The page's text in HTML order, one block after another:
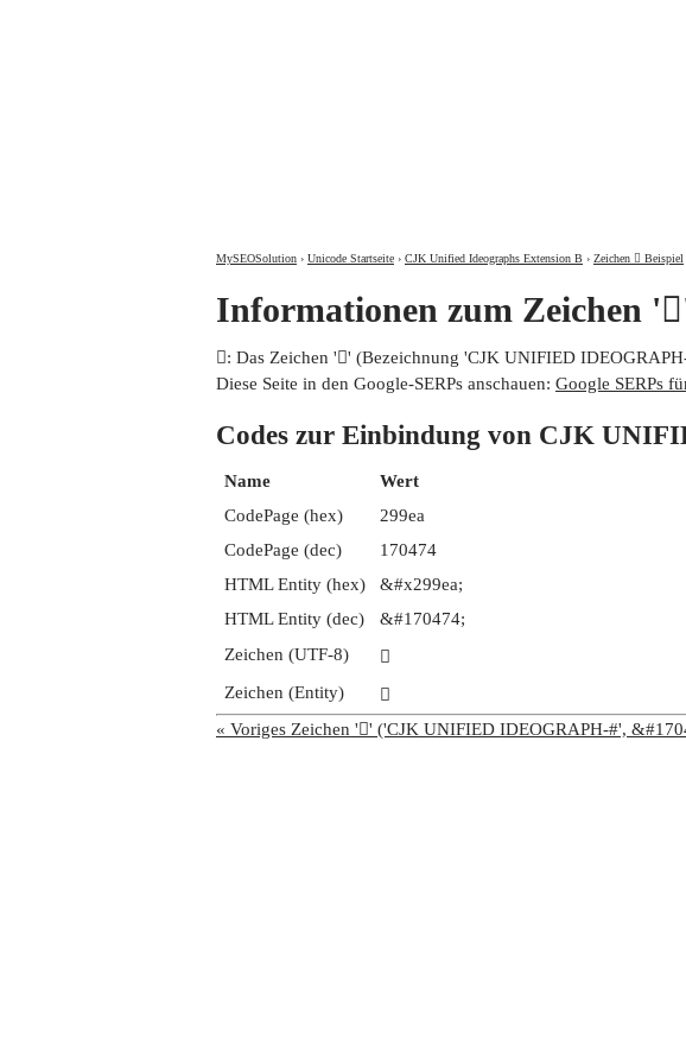
MySEOSolution › Unicode Startseite › CJK Unified Ideographs Extension B › Zeichen 𩧪 Beispiel
Informationen zum Zeichen
𩧪: Das Zeichen '𩧪' (Bezeichnung 'CJK UNIFIED
Diese Seite in den Google-SERPs anschauen: Google SERPs für
Codes zur Einbindung von CJK
Name
Wert
CodePage (hex)
299ea
CodePage (dec)
170474
HTML Entity (hex)
&#x299ea;
HTML Entity (dec)
&#170474;
Zeichen (UTF-8)
𩧪
Zeichen (Entity)
𩧪
« Voriges Zeichen '𩧩' ('CJK UNIFIED IDEOGRAPH-#',